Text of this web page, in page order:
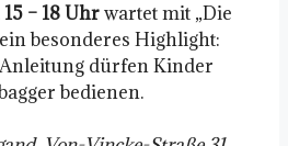
– 18 Uhrwartet mit „Die
besonderes Highlight:
dürfen Kinder
bedienen.